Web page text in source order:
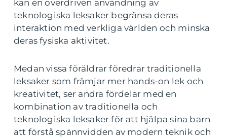
kan en överdriven användning av
teknologiska leksaker begränsa deras
interaktion med verkliga världen och minska
deras fysiska aktivitet.
Medan vissa föräldrar föredrar traditionella
leksaker som främjar mer hands-on lek och
kreativitet, ser andra fördelar med en
kombination av traditionella och
teknologiska leksaker för att hjälpa sina barn
att förstå spännvidden av modern teknik och